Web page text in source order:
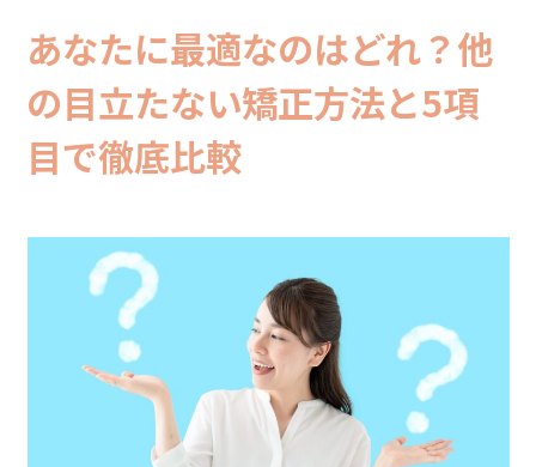
あなたに最適なのはどれ？他
の目立たない矯正方法と5項
目で徹底比較